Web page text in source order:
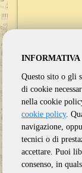
INFORMATIVA
Questo sito o gli
di cookie
nella cookie
cookie policy.
navigazione,
tecnici o di
accettare. Puoi
consenso, in